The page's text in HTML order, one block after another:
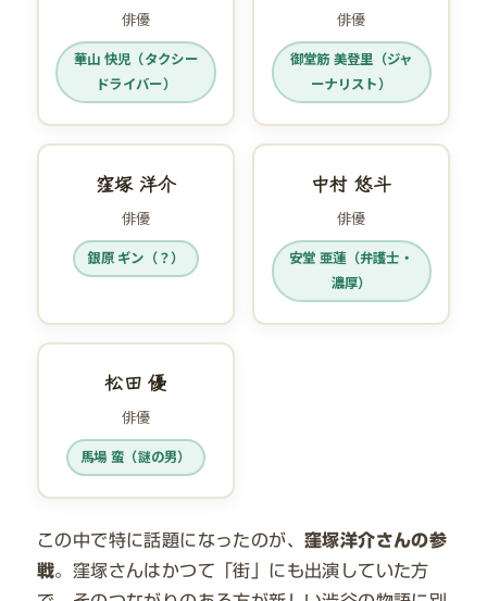
俳優
華山 快児（タクシー
ドライバー）
俳優
御堂筋 美登里（ジャ
ーナリスト）
窪塚 洋介
俳優
銀原 ギン（？）
中村 悠斗
俳優
安堂 亜蓮（弁護士・
濃厚）
松田 優
俳優
馬場 蛮（謎の男）
この中で特に話題になったのが、 窪塚洋介さんの参
戦。窪塚さんはかつて「街」にも出演していた方